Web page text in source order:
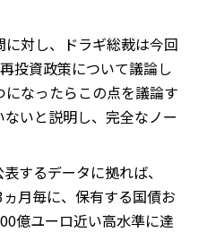
対し、ドラギ総裁は今回
投資政策について議論し
なったらこの点を議論す
いと説明し、完全なノー
するデータに拠れば、
月毎に、保有する国債お
億ユーロ近い高水準に達